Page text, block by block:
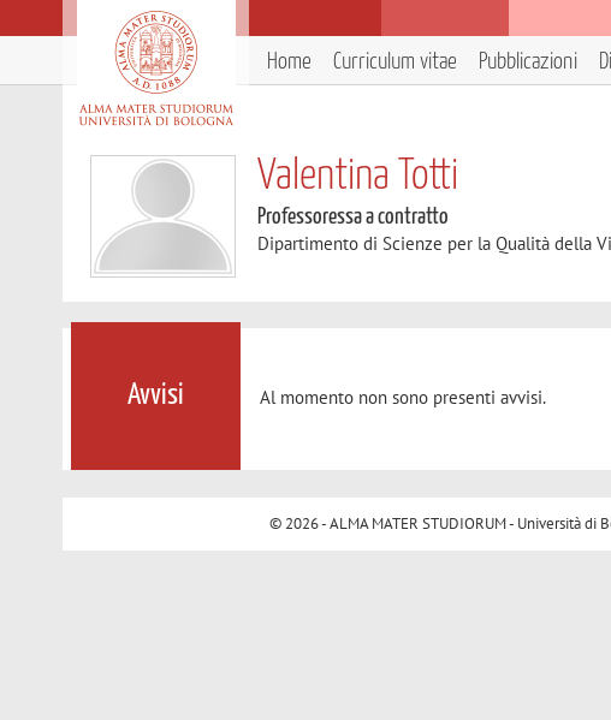
Home Curriculum vitae Pubblicazioni
Valentina Totti
Professoressa a contratto
Dipartimento di Scienze per la Qualità della
Avvisi Al momento non sono presenti avvisi.
© 2026 - ALMA MATER STUDIORUM - Università